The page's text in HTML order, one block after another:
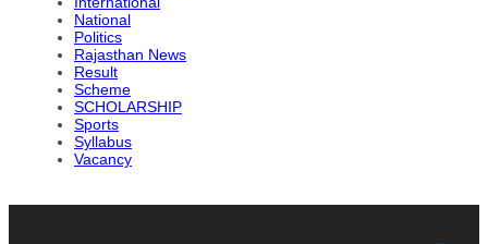
National
Politics
Rajasthan News
Result
Scheme
SCHOLARSHIP
Sports
Syllabus
Vacancy